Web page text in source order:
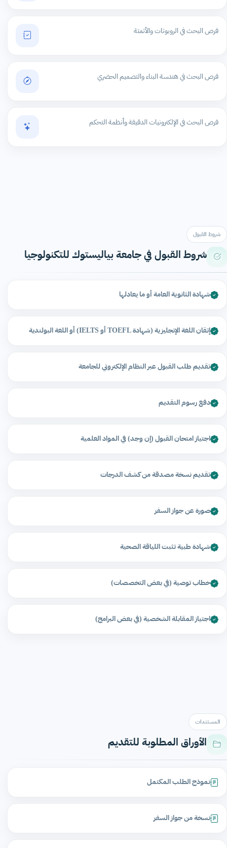
فرص البحث في الروبوتات والأتمتة
فرص البحث في هندسة البناء والتصميم الحضري
فرص البحث في الإلكترونيات الدقيقة وأنظمة التحكم
شروط القبول
شروط القبول في جامعة بياليستوك للتكنولوجيا
شهادة الثانوية العامة أو ما يعادلها
إتقان اللغة الإنجليزية (شهادة TOEFL أو IELTS) أو اللغة البولندية
تقديم طلب القبول عبر النظام الإلكتروني للجامعة
دفع رسوم التقديم
اجتياز امتحان القبول (إن وجد) في المواد العلمية
تقديم نسخة مصدقة من كشف الدرجات
صورة عن جواز السفر
شهادة طبية تثبت اللياقة الصحية
خطاب توصية (في بعض التخصصات)
اجتياز المقابلة الشخصية (في بعض البرامج)
المستندات
الأوراق المطلوبة للتقديم
نموذج الطلب المكتمل
نسخة من جواز السفر